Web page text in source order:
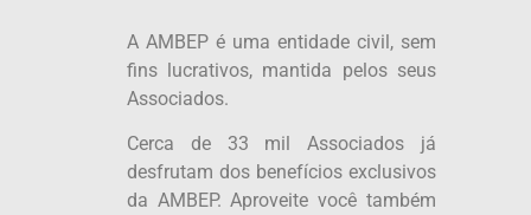
A AMBEP é uma entidade civil, sem
fins lucrativos, mantida pelos seus
Associados.
Cerca de 33 mil Associados já
desfrutam dos benefícios exclusivos
da AMBEP. Aproveite você também